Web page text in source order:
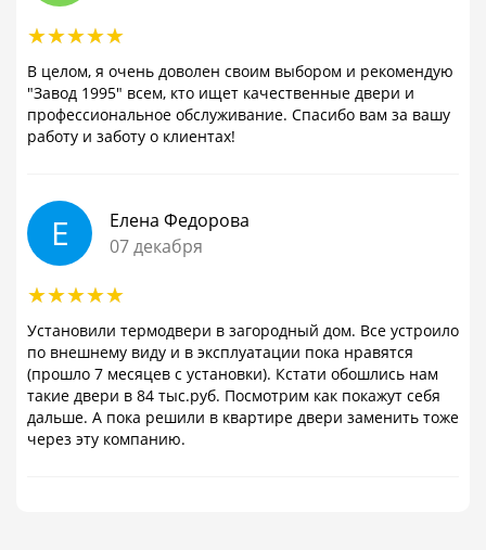
В целом, я очень доволен своим выбором и рекомендую
"Завод 1995" всем, кто ищет качественные двери и
профессиональное обслуживание. Спасибо вам за вашу
работу и заботу о клиентах!
Е
Елена Федорова
07 декабря
Установили термодвери в загородный дом. Все устроило
по внешнему виду и в эксплуатации пока нравятся
(прошло 7 месяцев с установки). Кстати обошлись нам
такие двери в 84 тыс.руб. Посмотрим как покажут себя
дальше. А пока решили в квартире двери заменить тоже
через эту компанию.